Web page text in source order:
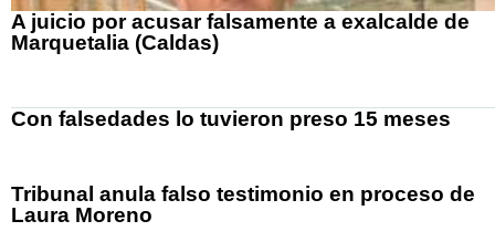
A juicio por acusar falsamente a exalcalde de
Marquetalia (Caldas)
Con falsedades lo tuvieron preso 15 meses
Tribunal anula falso testimonio en proceso de
Laura Moreno